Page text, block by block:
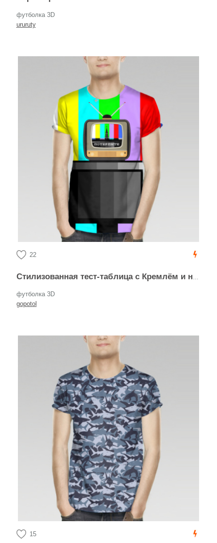
футболка 3D
ururuty
22
Стилизованная тест-таблица с Кремлём и надписью «ПОТЕРПИТЕ»
футболка 3D
gopotol
15